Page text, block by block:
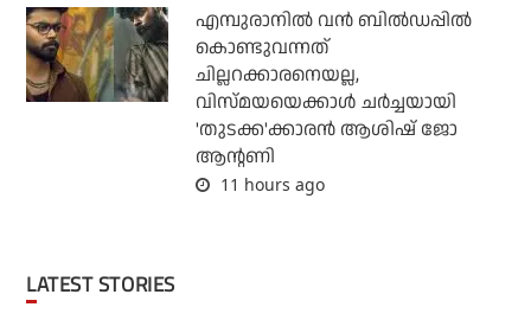
എമ്പുരാനില്‍ വന്‍ ബില്‍ഡപ്പില്‍
കൊണ്ടുവന്നത്
ചില്ലറക്കാരനെയല്ല,
വിസ്മയയെക്കാള്‍ ചര്‍ച്ചയായി
'തുടക്ക'ക്കാരന്‍ ആശിഷ് ജോ
ആന്റണി
11 hours ago
LATEST STORIES